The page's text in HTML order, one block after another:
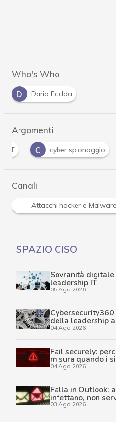
Who's Who
D
Dario Fadda
Argomenti
C
cyber spionaggio D
Canali
Attacchi hacker e
SPAZIO CISO
Sovranità
leadership IT
05 Ago 2026
della leadership
04 Ago 2026
Fail securely:
misura quando i
04 Ago 2026
Falla in Outlook:
infettano, non
03 Ago 2026